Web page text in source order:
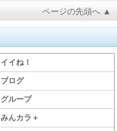
ページの先頭へ ▲
イイね！
ブログ
グループ
みんカラ＋